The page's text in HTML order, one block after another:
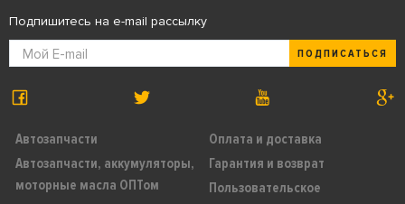
Автозапчасти
Автозапчасти, аккумуляторы,
моторные масла ОПТом
Оплата и доставка
Гарантия и возврат
Пользовательское
Подпишитесь на e-mail рассылку
ПОДПИСАТЬСЯ